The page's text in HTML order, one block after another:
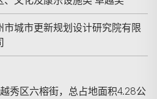
市城市更新规划设计研究院有限
秀区六榕街，总占地面积4.28公